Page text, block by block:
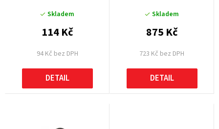
Skladem
94 Kč bez DPH
114 Kč
DETAIL
Skladem
723 Kč bez DPH
875 Kč
DETAIL